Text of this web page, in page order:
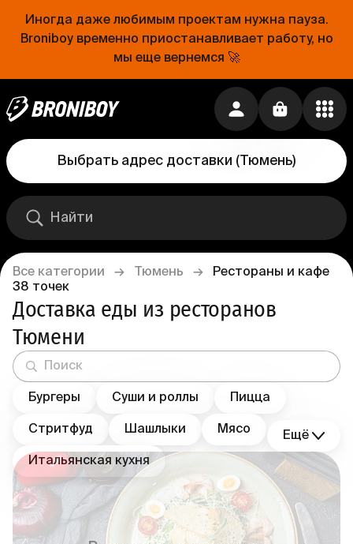
Иногда даже любимым проектам нужна пауза.
Broniboy временно приостанавливает работу, но
мы еще вернемся 🚀
Выбрать адрес доставки (Тюмень)
Все категории → Тюмень →
Рестораны и кафе
38 точек
Доставка еды из ресторанов
Тюмени
Бургеры Суши и роллы Пицца
Стритфуд Шашлыки Мясо
Итальянская кухня
Ещё